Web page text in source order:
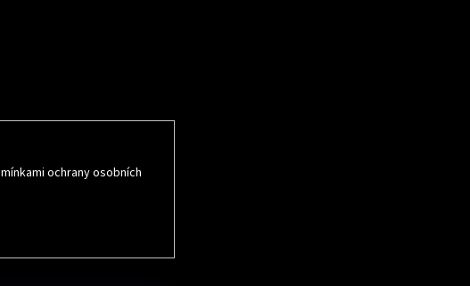
ochrany osobních